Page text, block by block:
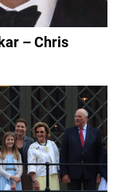
– Chris